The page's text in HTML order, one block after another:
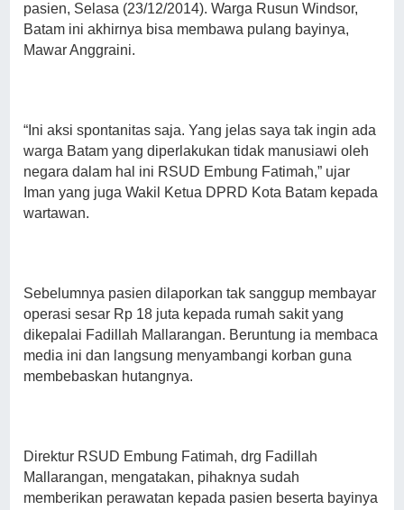
pasien, Selasa (23/12/2014).Warga Rusun Windsor,
Batam ini akhirnya bisa membawa pulang bayinya,
Mawar Anggraini.
“Ini aksi spontanitas saja. Yang jelas saya tak ingin ada
warga Batam yang diperlakukan tidak manusiawi oleh
negara dalam hal ini RSUD Embung Fatimah,” ujar
Iman yang juga Wakil Ketua DPRD Kota Batam kepada
wartawan.
Sebelumnya pasien dilaporkan tak sanggup membayar
operasi sesar Rp 18 juta kepada rumah sakit yang
dikepalai Fadillah Mallarangan. Beruntung ia membaca
media ini dan langsung menyambangi korban guna
membebaskan hutangnya.
Direktur RSUD Embung Fatimah, drg Fadillah
Mallarangan, mengatakan, pihaknya sudah
memberikan perawatan kepada pasien beserta bayinya